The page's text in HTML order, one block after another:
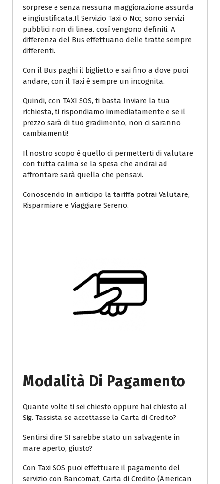
sorprese e senza nessuna maggiorazione assurda
e ingiustificata.Il Servizio Taxi o Ncc, sono servizi
pubblici non di linea, così vengono definiti. A
differenza del Bus effettuano delle tratte sempre
differenti.
Con il Bus paghi il biglietto e sai fino a dove puoi
andare, con il Taxi è sempre un incognita.
Quindi, con TAXI SOS, ti basta Inviare la tua
richiesta, ti rispondiamo immediatamente e se il
prezzo sarà di tuo gradimento, non ci saranno
cambiamenti!
Il nostro scopo è quello di permetterti di valutare
con tutta calma se la spesa che andrai ad
affrontare sarà quella che pensavi.
Conoscendo in anticipo la tariffa potrai Valutare,
Risparmiare e Viaggiare Sereno.
Modalità Di Pagamento
Quante volte ti sei chiesto oppure hai chiesto al
Sig. Tassista se accettasse la Carta di Credito?
Sentirsi dire SI sarebbe stato un salvagente in
mare aperto, giusto?
Con Taxi SOS puoi effettuare il pagamento del
servizio con Bancomat, Carta di Credito (American